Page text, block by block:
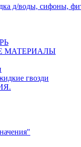
д/воды, сифоны,
МАТЕРИАЛЫ
гвозди